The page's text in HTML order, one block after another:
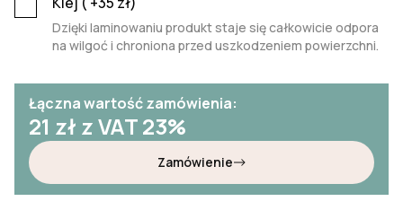
Dzięki laminowaniu produkt staje się całkowicie odpora
na wilgoć i chroniona przed uszkodzeniem powierzchni.
Łączna wartość zamówienia:
21 zł z VAT 23%
Zamówienie